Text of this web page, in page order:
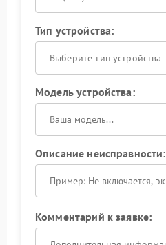
Тип устройства:
Выберите тип устройства
Модель устройства:
Описание неисправности:
Комментарий к заявке: